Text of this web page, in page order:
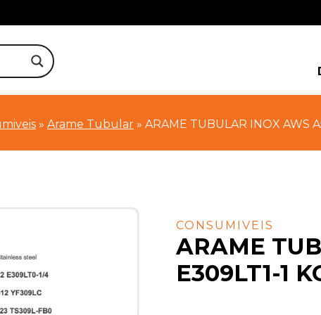
» Arame Tubular » ARAME TUBULAR INOX AWS
CONSUMIVEIS
ARAME
E309LT1-1